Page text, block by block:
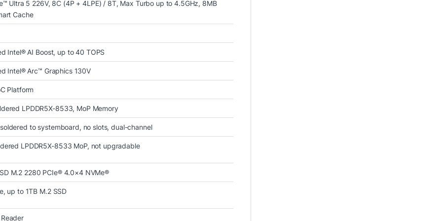
tất cả linh kiện đều được tích hợp phía sau màn hình, giúp:
họp
giúp máy phù hợp với nhiều không gian khác nhau, từ văn
Ultra 5 226V, 8C (4P + 4LPE) / 8T, Max Turbo up to 4.5GHz, 8MB
Cache
Intel® AI Boost, up to 40 TOPS
Intel® Arc™ Graphics 130V
Platform
LPDDR5X-8533, MoP Memory
to systemboard, no slots, dual-channel
LPDDR5X-8533 MoP, not upgradable
M.2 2280 PCIe® 4.0×4 NVMe®
up to 1TB M.2 SSD